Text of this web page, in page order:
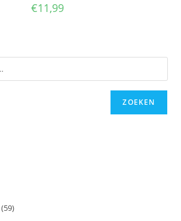
€11,99
ZOEKEN
59